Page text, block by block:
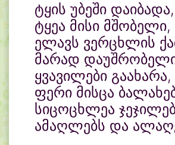
ტყის უბეში დაიბადა,
ტყეა მისი მშობელი,
ელავს ვერცხლის
მარად
ყვავილები გაახარა,
ფერი მისცა
სიცოცხლეა
ამაღლებს და